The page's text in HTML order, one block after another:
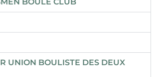
UNION BOULISTE DES DEUX